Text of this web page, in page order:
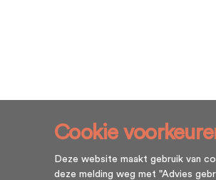
Cookie
Deze website maakt gebruik van
deze melding weg met "Advies